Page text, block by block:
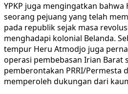
YPKP juga mengingatkan
seorang pejuang yang telah
pada republik sejak masa
menghadapi kolonial Belanda.
tempur Heru Atmodjo juga
operasi pembebasan Irian Barat
pemberontakan PRRI/Permesta
memperoleh dukungan dari